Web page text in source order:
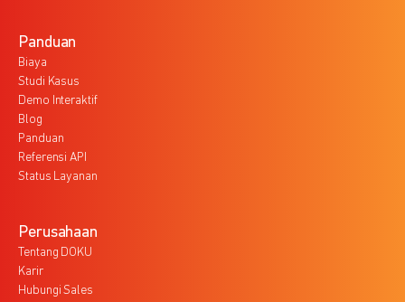
Panduan
Biaya
Studi Kasus
Demo Interaktif
Blog
Panduan
Referensi API
Status Layanan
Perusahaan
Tentang DOKU
Karir
Hubungi Sales